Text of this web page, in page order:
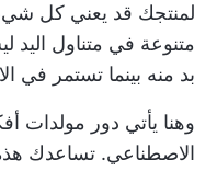
لمنتجك قد يعني كل
متنوعة في متناول اليد
بد منه بينما تستمر في
وهنا يأتي دور مولدات
الاصطناعي. تساعدك